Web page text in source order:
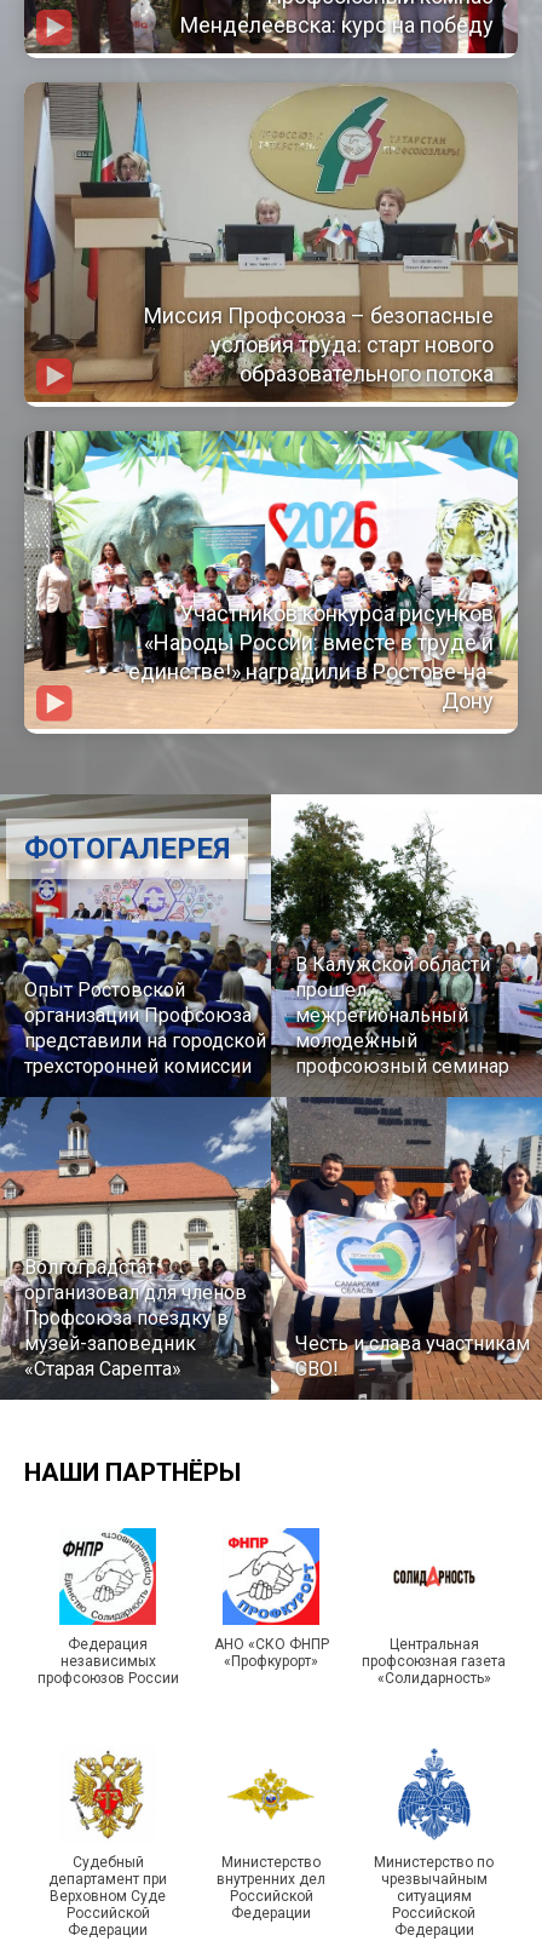
Менделеевска: курс на победу
Миссия Профсоюза – безопасные
условия труда: старт нового
образовательного потока
Участников конкурса рисунков
«Народы России: вместе в труде и
единстве!» наградили в Ростове-на-
Дону
Опыт Ростовской
организации Профсоюза
представили на городской
трехсторонней комиссии
В Калужской области
прошел
межрегиональный
молодежный
профсоюзный семинар
Волгоградстат
организовал для членов
Профсоюза поездку в
музей-заповедник
«Старая Сарепта»
Честь и слава участникам
СВО!
IX Туристический слёт
Московской городской
организации Профсоюза
Турслет и Спартакиада –
праздники спорта и
туризма прошли в Омской
области
Чествование ветеранов
боевых действий
Подписано соглашение с
ФОТОГАЛЕРЕЯ
НАШИ ПАРТНЁРЫ
Федерация
независимых
профсоюзов России
АНО «СКО ФНПР
«Профкурорт»
Центральная
профсоюзная газета
«Солидарность»
Судебный
департамент при
Верховном Суде
Российской
Федерации
Министерство
внутренних дел
Российской
Федерации
Министерство по
чрезвычайным
ситуациям
Российской
Федерации